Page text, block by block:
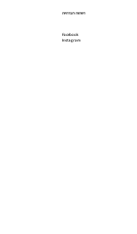
רשתות חברתיות
Facebook
Instagram